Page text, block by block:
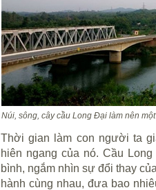
Núi, sông, cây cầu Long Đại làm nên
Thời gian làm con người ta
hiên ngang của nó. Cầu
bình, ngắm nhìn sự đổi thay
hành cùng nhau, đưa bao